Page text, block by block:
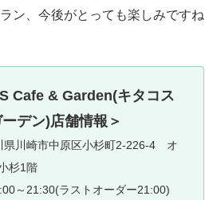
ン、今後がとっても楽しみですね
Cafe & Garden(キタコス
デン)店舗情報＞
県川崎市中原区小杉町2-226-4 オ
杉1階
～21:30(ラストオーダー21:00)